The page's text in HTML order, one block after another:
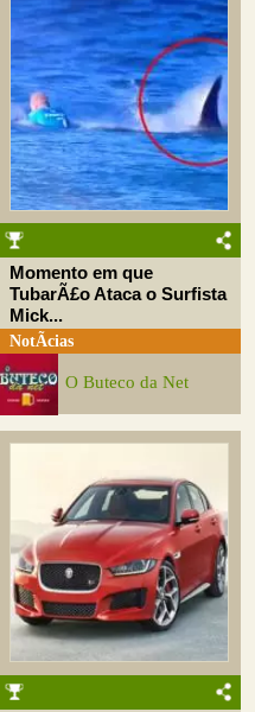
Momento em que
TubarÃ£o Ataca o Surfista
Mick...
NotÃ­cias
O Buteco da Net